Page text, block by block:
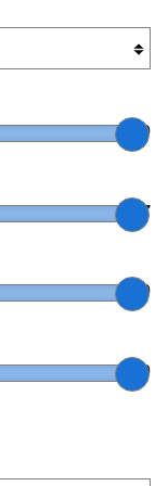
10– 60
2000–2027
0–200,000
$0–$200,000